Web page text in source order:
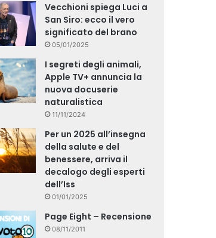
Vecchioni spiega Luci a
San Siro: ecco il vero
significato del brano
05/01/2025
I segreti degli animali,
Apple TV+ annuncia la
nuova docuserie
naturalistica
11/11/2024
Per un 2025 all’insegna
della salute e del
benessere, arriva il
decalogo degli esperti
dell’Iss
01/01/2025
Page Eight – Recensione
08/11/2011